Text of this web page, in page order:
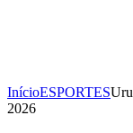
InícioESPORTES
2026